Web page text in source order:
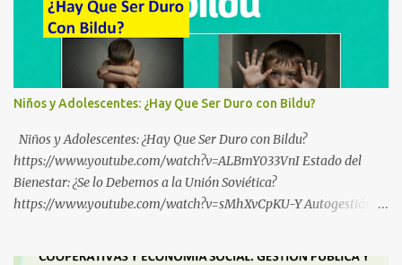
Niños y Adolescentes: ¿Hay Que Ser Duro con Bildu?
Niños y Adolescentes: ¿Hay Que Ser Duro con Bildu?
https://www.youtube.com/watch?v=ALBmY033VnI Estado del
Bienestar: ¿Se lo Debemos a la Unión Soviética?
https://www.youtube.com/watch?v=sMhXvCpKU-Y Autogestión